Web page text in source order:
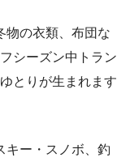
物の衣類、布団な
シーズン中トラン
とりが生まれます
キー・スノボ、釣